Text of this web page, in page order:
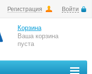
Регистрация Войти
Корзина
Ваша корзина
пуста